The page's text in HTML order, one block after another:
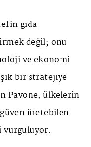
gıda
değil; onu
ve ekonomi
bir stratejiye
Pavone, ülkelerin
üretebilen